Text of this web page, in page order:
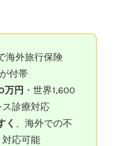
海外旅行保険
付帯
万円 ・世界1,600
ス診療対応
く
、海外での不
応可能